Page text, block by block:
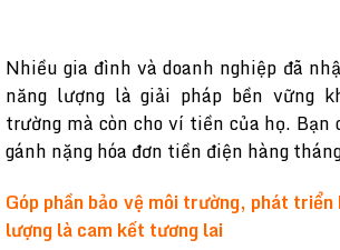
Nhiều gia đình và doanh nghiệp đã
năng lượng là giải pháp bền vững
trường mà còn cho ví tiền của họ. Bạn
gánh nặng hóa đơn tiền điện hàng
Góp phần bảo vệ môi trường, phát triển
lượng là cam kết tương lai